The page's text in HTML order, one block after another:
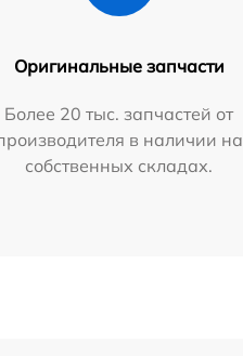
Оригинальные запчасти
Более 20 тыс. запчастей от
в наличии на
собственных складах.